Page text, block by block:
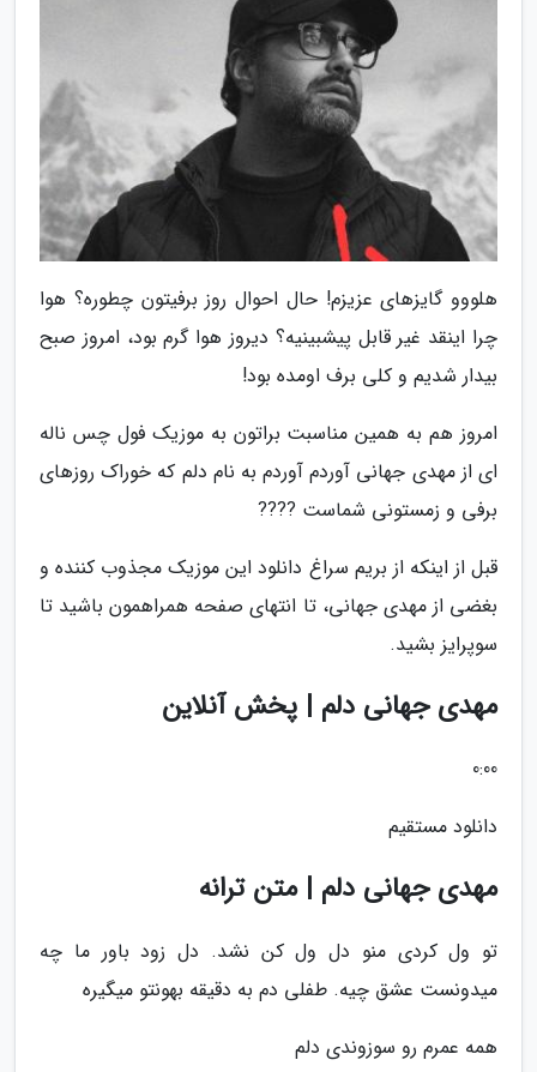
هلووو گایزهای عزیزم! حال احوال روز برفیتون چطوره؟ هوا
چرا اینقد غیر قابل پیشبینیه؟ دیروز هوا گرم بود، امروز صبح
بیدار شدیم و کلی برف اومده بود!
امروز هم به همین مناسبت براتون به موزیک فول چس ناله
ای از مهدی جهانی آوردم آوردم به نام دلم که خوراک روزهای
برفی و زمستونی شماست ????
قبل از اینکه از بریم سراغ دانلود این موزیک مجذوب کننده و
بغضی از مهدی جهانی، تا انتهای صفحه همراهمون باشید تا
سوپرایز بشید.
مهدی جهانی دلم | پخش آنلاین
0:00
دانلود مستقیم
مهدی جهانی دلم | متن ترانه
تو ول کردی منو دل ول کن نشد. دل زود باور ما چه
میدونست عشق چیه. طفلی دم به دقیقه بهونتو میگیره
همه عمرم رو سوزوندی دلم